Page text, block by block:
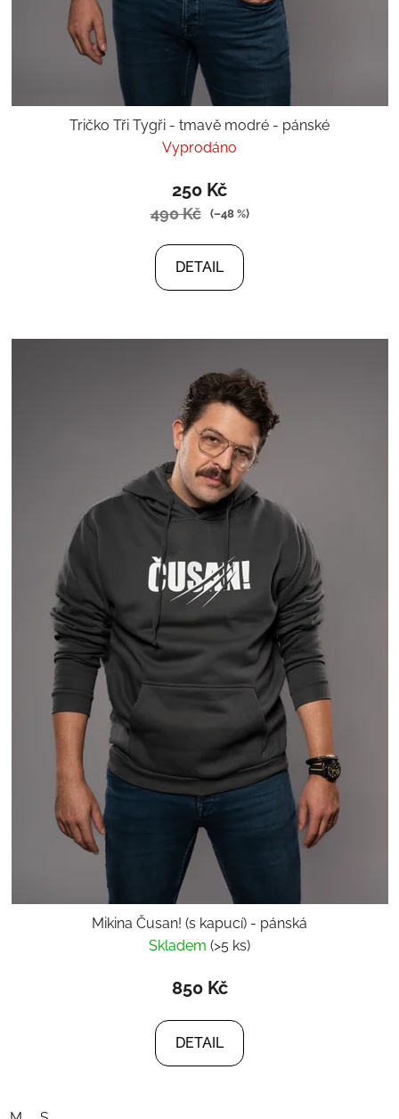
Tričko Tři Tygři - tmavě modré - pánské
Vyprodáno
250 Kč
490 Kč (–48 %)
DETAIL
Mikina Čusan! (s kapucí) - pánská
Skladem (>5 ks)
850 Kč
DETAIL